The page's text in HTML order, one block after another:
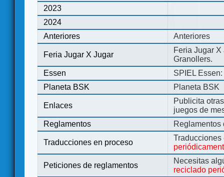
2023
2024
Anteriores
Anteriores
Feria Jugar X Jugar
Feria Jugar
Granollers.
Essen
SPIEL
Planeta BSK
Planeta BSK
Enlaces
Publicita
juegos de
Reglamentos
Reglamentos
Traducciones en proceso
Peticiones de reglamentos
Necesitas
reciclado